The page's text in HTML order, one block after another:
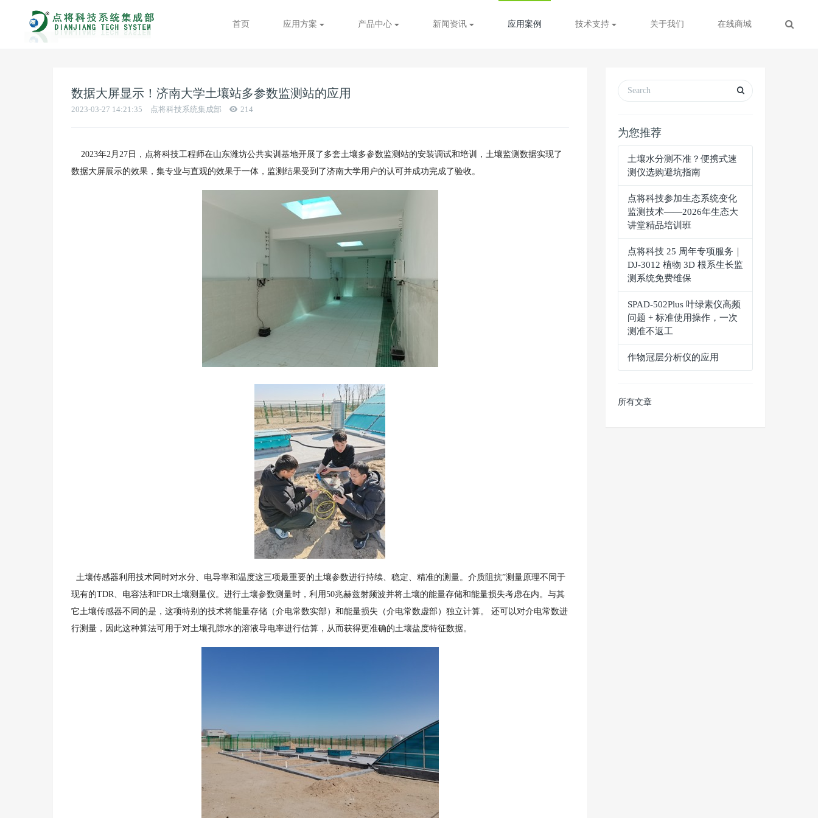
首页 应用方案 产品中心 新闻资讯 应用案例 技术支持 关于我们 在线商城
数据大屏显示！济南大学土壤站多参数监测站的应用
2023-03-27 14:21:35 点将科技系统集成部 214
2023年2月27日，点将科技工程师在山东潍坊公共实训基地开展了多套土壤多参数监测站的安装调试和培训，土壤监测数据实现了
数据大屏展示的效果，集专业与直观的效果于一体，监测结果受到了济南大学用户的认可并成功完成了验收。
土壤传感器利用技术同时对水分、电导率和温度这三项最重要的土壤参数进行持续、稳定、精准的测量。介质阻抗”测量原理不同于
现有的TDR、电容法和FDR土壤测量仪。进行土壤参数测量时，利用50兆赫兹射频波并将土壤的能量存储和能量损失考虑在内。与其
它土壤传感器不同的是，这项特别的技术将能量存储（介电常数实部）和能量损失（介电常数虚部）独立计算。 还可以对介电常数进
行测量，因此这种算法可用于对土壤孔隙水的溶液导电率进行估算，从而获得更准确的土壤盐度特征数据。
为您推荐
土壤水分测不准？便携式速
测仪选购避坑指南
点将科技参加生态系统变化
监测技术——2026年生态大
讲堂精品培训班
点将科技 25 周年专项服务｜
DJ-3012 植物 3D 根系生长监
测系统免费维保
SPAD‑502Plus 叶绿素仪高频
问题 + 标准使用操作，一次
测准不返工
作物冠层分析仪的应用
所有文章